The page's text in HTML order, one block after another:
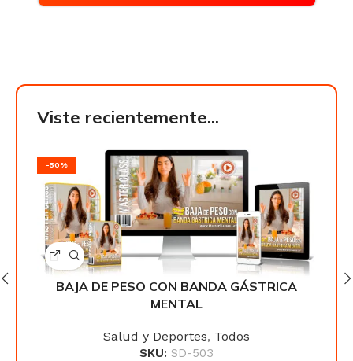
Viste recientemente...
-50%
BAJA DE PESO CON BANDA GÁSTRICA
MENTAL
Salud y Deportes, Todos
SKU: SD-503